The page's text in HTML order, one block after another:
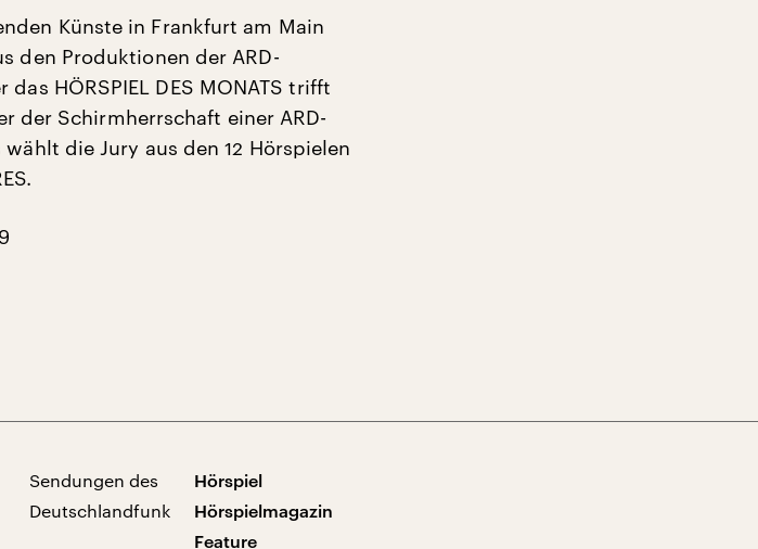
Künste in Frankfurt am Main
den Produktionen der ARD-
HÖRSPIEL DES MONATS trifft
der Schirmherrschaft einer ARD-
die Jury aus den 12 Hörspielen
Sendungen des
Deutschlandfunk
Hörspiel
Hörspielmagazin
Feature